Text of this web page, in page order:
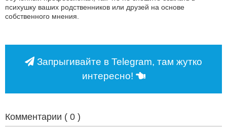
БЛОГ
психушку ваших родственников или друзей на основе
собственного мнения.
Запрыгивайте в Telegram, там жутко
интересно!
Комментарии ( 0 )